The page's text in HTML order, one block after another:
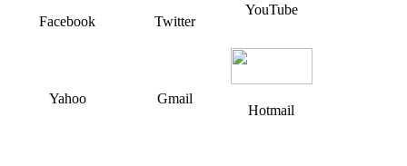
Facebook Twitter
YouTube
Yahoo Gmail
Hotmail